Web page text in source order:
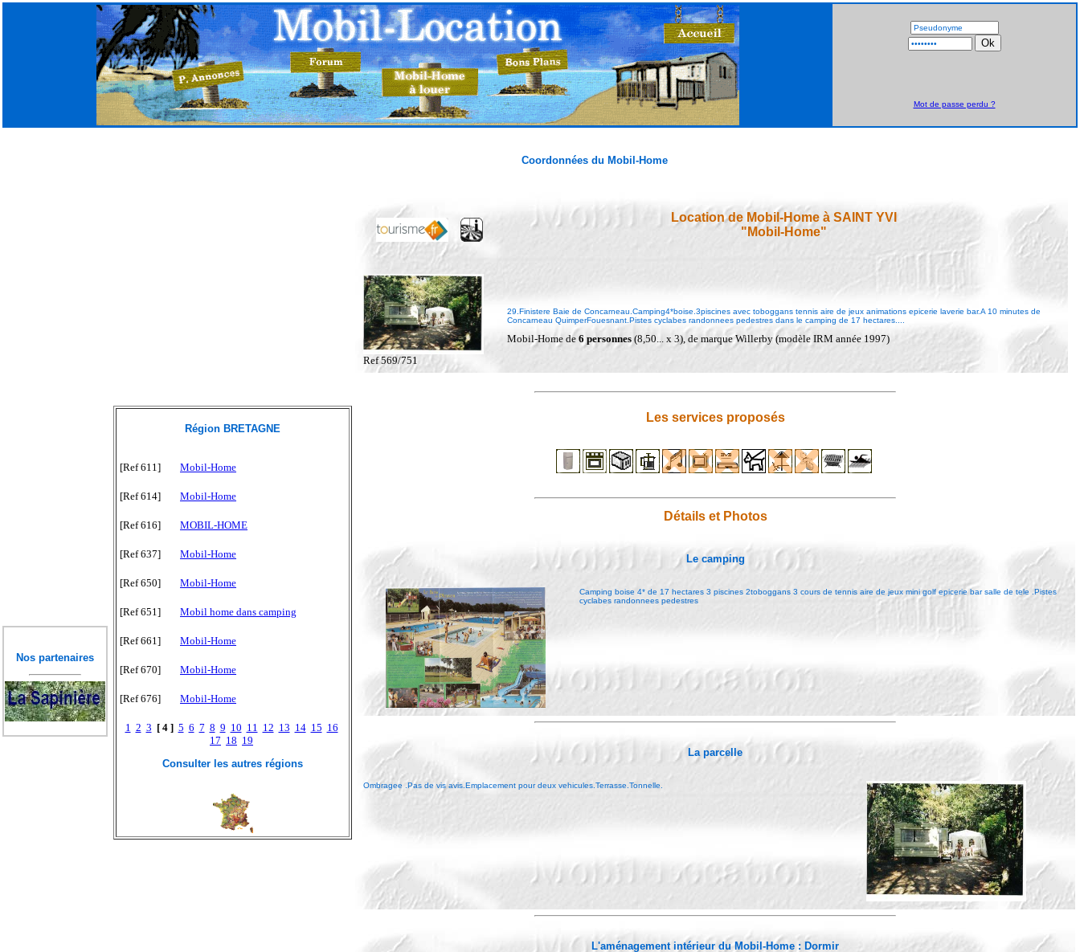
Mot de passe perdu ?
Nos partenaires
Coordonnées du Mobil-Home
Région BRETAGNE
[Ref 611] Mobil-Home
[Ref 614] Mobil-Home
[Ref 616] MOBIL-HOME
[Ref 637] Mobil-Home
[Ref 650] Mobil-Home
[Ref 651] Mobil home dans camping
[Ref 661] Mobil-Home
[Ref 670] Mobil-Home
[Ref 676] Mobil-Home
1 2 3 [ 4 ] 5 6 7 8 9 10 11 12 13 14 15 16
17 18 19
Consulter les autres régions
Location de Mobil-Home à SAINT YVI
"Mobil-Home"
Ref 569/751
29.Finistere Baie de Concarneau.Camping4*boise.3piscines avec toboggans tennis aire de jeux animations epicerie laverie bar.A 10 minutes de
Concarneau QuimperFouesnant.Pistes cyclabes randonnees pedestres dans le camping de 17 hectares....
Mobil-Home de 6 personnes (8,50... x 3), de marque Willerby (modèle IRM année 1997)
Les services proposés
Détails et Photos
Le camping
Camping boise 4* de 17 hectares 3 piscines 2toboggans 3 cours de tennis aire de jeux mini golf epicerie bar salle de tele .Pistes
cyclabes randonnees pedestres
La parcelle
Ombragee .Pas de vis avis.Emplacement pour deux vehicules.Terrasse.Tonnelle.
L'aménagement intérieur du Mobil-Home : Dormir